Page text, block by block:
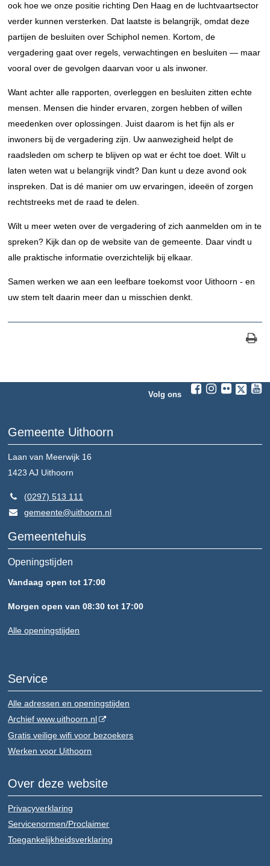
ook hoe we onze positie richting Den Haag en de luchtvaartsector
verder kunnen versterken. Dat laatste is belangrijk, omdat deze
partijen de besluiten over Schiphol nemen. Kortom, de
vergadering gaat over regels, verwachtingen en besluiten — maar
vooral over de gevolgen daarvan voor u als inwoner.
Want achter alle rapporten, overleggen en besluiten zitten echte
mensen. Mensen die hinder ervaren, zorgen hebben of willen
meedenken over oplossingen. Juist daarom is het fijn als er
inwoners bij de vergadering zijn. Uw aanwezigheid helpt de
raadsleden om scherp te blijven op wat er écht toe doet. Wilt u
laten weten wat u belangrijk vindt? Dan kunt u deze avond ook
inspreken. Dat is dé manier om uw ervaringen, ideeën of zorgen
rechtstreeks met de raad te delen.
Wilt u meer weten over de vergadering of zich aanmelden om in te
spreken? Kijk dan op de website van de gemeente. Daar vindt u
alle praktische informatie overzichtelijk bij elkaar.
Samen werken we aan een leefbare toekomst voor Uithoorn - en
uw stem telt daarin meer dan u misschien denkt.
Volg ons
Gemeente Uithoorn
Laan van Meerwijk 16
1423 AJ Uithoorn
(0297) 513 111
gemeente@uithoorn.nl
Gemeentehuis
Openingstijden
Vandaag open tot 17:00
Morgen open van 08:30 tot 17:00
Alle openingstijden
Service
Alle adressen en openingstijden
Archief www.uithoorn.nl
Gratis veilige wifi voor bezoekers
Werken voor Uithoorn
Over deze website
Privacyverklaring
Servicenormen/Proclaimer
Toegankelijkheidsverklaring